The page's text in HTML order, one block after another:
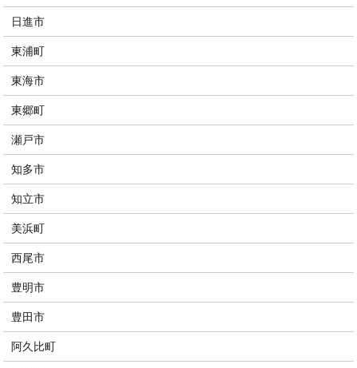
日進市
東浦町
東海市
東郷町
瀬戸市
知多市
知立市
美浜町
西尾市
豊明市
豊田市
阿久比町